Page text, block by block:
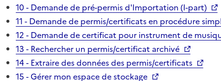
10 - Demande de pré-permis d'Importation (I-part)
11 - Demande de permis/certificats en procédure
12 - Demande de certificat pour instrument de
13 - Rechercher un permis/certificat archivé
14 - Extraire des données des permis/certificats
15 - Gérer mon espace de stockage